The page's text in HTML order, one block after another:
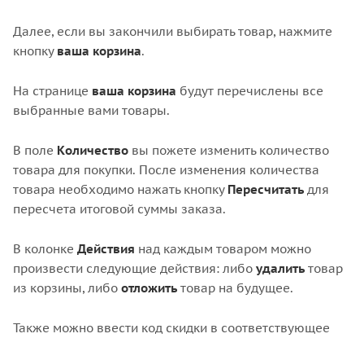
Далее, если вы закончили выбирать товар, нажмите
кнопку ваша корзина.
На странице ваша корзина будут перечислены все
выбранные вами товары.
В поле Количество вы пожете изменить количество
товара для покупки. После изменения количества
товара необходимо нажать кнопку Пересчитать для
пересчета итоговой суммы заказа.
В колонке Действия над каждым товаром можно
произвести следующие действия: либо удалить товар
из корзины, либо отложить товар на будущее.
Также можно ввести код скидки в соответствующее